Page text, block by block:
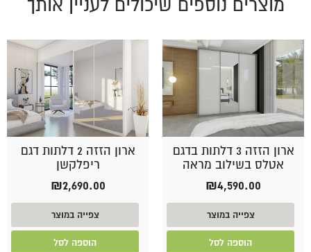
מוצרים נוספים שיכולים לעניין אותך
ארון הזזה 3 דלתות בדגם
אטלס בשילוב מראה
₪4,590.00
צפייה במוצר
הוספה לסל
ארון הזזה 2 דלתות דגם
ריפלקשן
₪2,690.00
צפייה במוצר
הוספה לסל